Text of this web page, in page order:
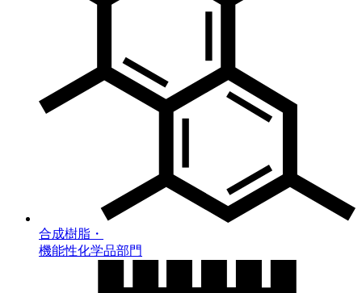
合成樹脂・
機能性化学品部門